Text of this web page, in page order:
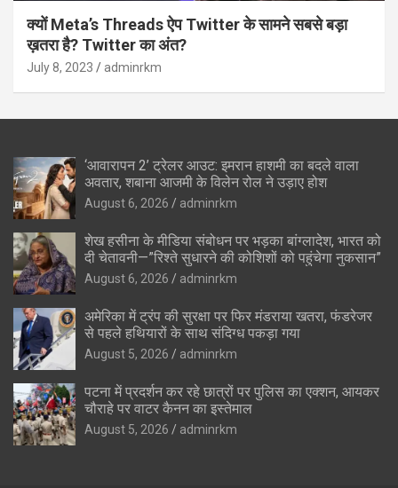
क्यों Meta’s Threads ऐप Twitter के सामने सबसे बड़ा
ख़तरा है? Twitter का अंत?
July 8, 2023 adminrkm
‘आवारापन 2’ ट्रेलर आउट: इमरान हाशमी का बदले वाला
अवतार, शबाना आजमी के विलेन रोल ने उड़ाए होश
August 6, 2026 adminrkm
शेख हसीना के मीडिया संबोधन पर भड़का बांग्लादेश, भारत को
दी चेतावनी—”रिश्ते सुधारने की कोशिशों को पहुंचेगा नुकसान”
August 6, 2026 adminrkm
अमेरिका में ट्रंप की सुरक्षा पर फिर मंडराया खतरा, फंडरेजर
से पहले हथियारों के साथ संदिग्ध पकड़ा गया
August 5, 2026 adminrkm
पटना में प्रदर्शन कर रहे छात्रों पर पुलिस का एक्शन, आयकर
चौराहे पर वाटर कैनन का इस्तेमाल
August 5, 2026 adminrkm